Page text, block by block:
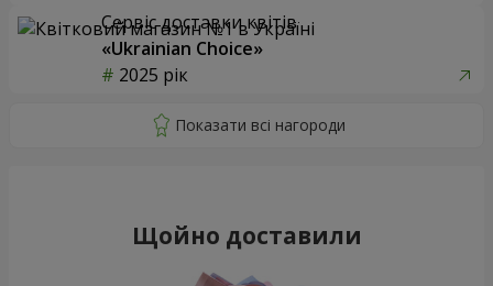
Сервіс доставки квітів
«Ukrainian Choice»
2025 рік
Щойно доставили